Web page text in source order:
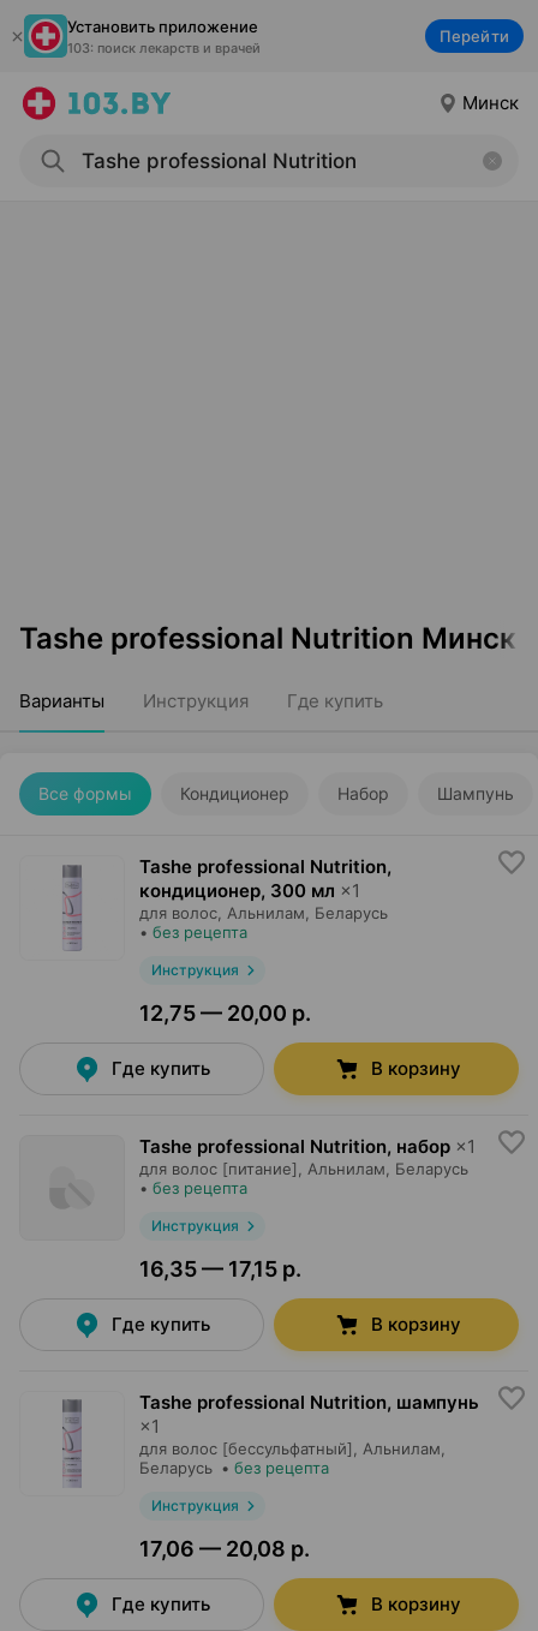
Установить приложение
103: поиск лекарств и врачей
Перейти
Минск
Tashe professional Nutrition Минск
Варианты Инструкция Где купить
Все формы Кондиционер Набор Шампунь
Tashe professional Nutrition,
кондиционер, 300 мл ×1
для волос, Альнилам , Беларусь
• без рецепта
Инструкция
12,75 — 20,00 р.
Где купить В корзину
Tashe professional Nutrition, набор ×1
для волос [питание], Альнилам , Беларусь
• без рецепта
Инструкция
16,35 — 17,15 р.
Где купить В корзину
Tashe professional Nutrition, шампунь
×1
для волос [бессульфатный], Альнилам
Беларусь • без рецепта
Инструкция
17,06 — 20,08 р.
Где купить В корзину